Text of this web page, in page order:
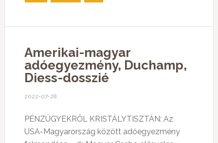
Amerikai-magyar
adóegyezmény, Duchamp,
Diess-dosszié
2022-07-28
PÉNZÜGYEKRŐL KRISTÁLYTISZTÁN: Az
USA-Magyarország között adóegyezmény